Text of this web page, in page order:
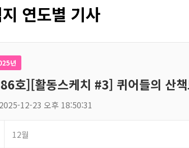
연도별 기사
년
호][활동스케치 #3] 퀴어들의 산
12-23 오후 18:50:31
12월